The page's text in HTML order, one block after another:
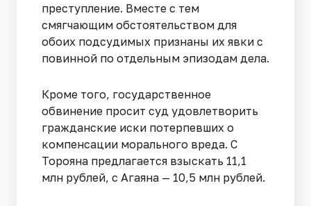
преступление. Вместе с тем
смягчающим обстоятельством для
обоих подсудимых признаны их явки с
повинной по отдельным эпизодам дела.
Кроме того, государственное
обвинение просит суд удовлетворить
гражданские иски потерпевших о
компенсации морального вреда. С
Торояна предлагается взыскать 11,1
млн рублей, с Агаяна — 10,5 млн рублей.